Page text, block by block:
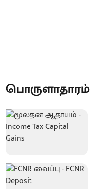
பொருளாதாரம்